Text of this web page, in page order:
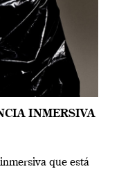
INMERSIVA
que está